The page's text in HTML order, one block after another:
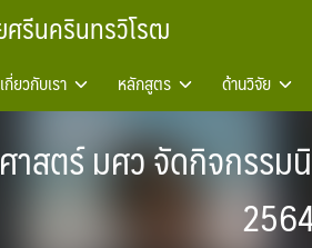
ศรีนครินทรวิโรฒ
เกี่ยวกับเรา หลักสูตร ด้านวิจัย
สตร์ มศว จัดกิจกรร